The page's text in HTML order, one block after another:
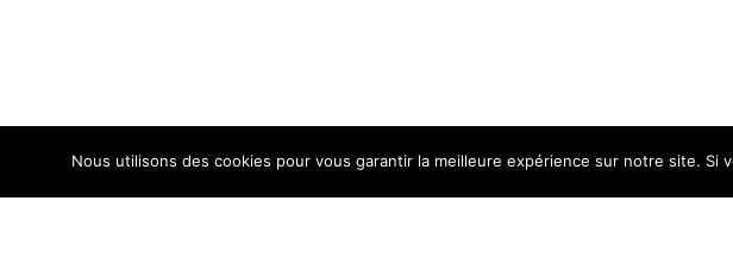
Nous utilisons des cookies pour vous garantir la meilleure expérience sur notre site.